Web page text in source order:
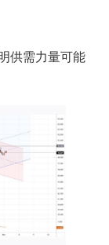
供需力量可能